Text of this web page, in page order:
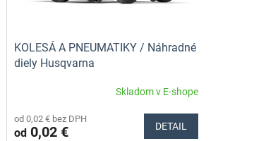
KOLESÁ A PNEUMATIKY / Náhradné
diely Husqvarna
Skladom v E-shope
od 0,02 € bez DPH
od0,02 € DETAIL